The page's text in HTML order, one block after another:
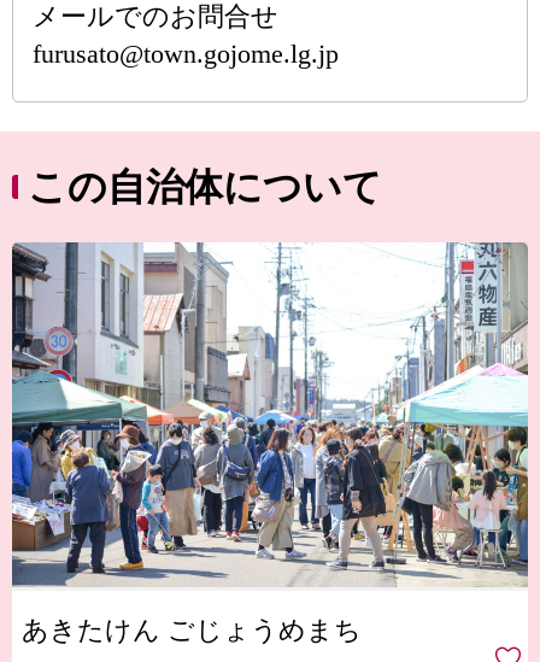
メールでのお問合せ
furusato@town.gojome.lg.jp
この自治体について
あきたけん ごじょうめまち